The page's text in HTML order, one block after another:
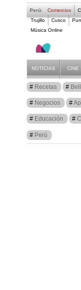
Perú: Comercios
Trujillo
Cusco
Música Online
NOTICIAS CINE
Recetas
Negocios
Educación
Perú